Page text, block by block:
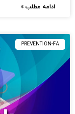
ادامه مطلب »
PREVENTION-FA